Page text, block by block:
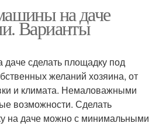
на даче
Варианты
даче сделать площадку под
желаний хозяина, от
и климата. Немаловажными
возможности. Сделать
на даче можно с минимальными